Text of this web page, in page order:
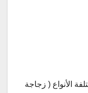
مختلفة الأنواع ( زجاجة